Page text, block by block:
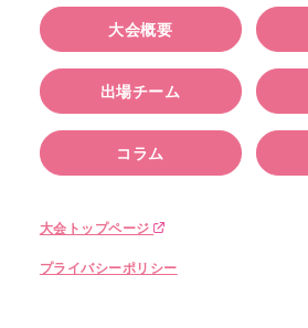
大会概要
出場チーム
コラム
大会トップページ
プライバシーポリシー